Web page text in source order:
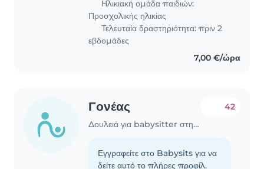
Ηλικιακή ομάδα παιδιών:
Προσχολικής ηλικίας
Τελευταία δραστηριότητα: πριν 2
εβδομάδες
7,00 €/ώρα
Γονέας
Δουλειά για babysitter στην περιοχή Χαλάνδρι
42
Εγγραφείτε στο Babysits για να
δείτε αυτό το πλήρες προφίλ.